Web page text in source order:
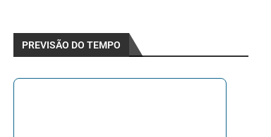
PREVISÃO DO TEMPO